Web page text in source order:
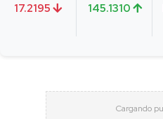
17.2195
145.1310